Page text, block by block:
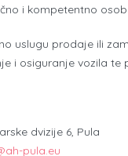
i kompetentno
uslugu prodaje ili
i osiguranje vozila
dvizije 6, Pula
pula.eu